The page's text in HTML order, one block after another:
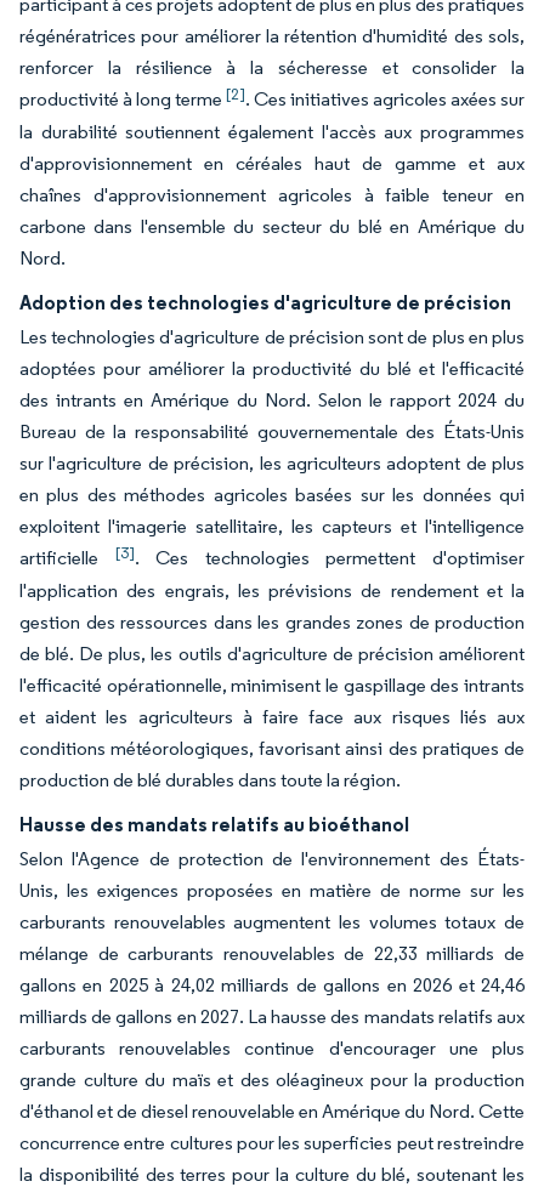
régénératrices pour améliorer la rétention d'humidité des sols,
renforcer la résilience à la sécheresse et consolider la
productivité à long terme [2]. Ces initiatives agricoles axées sur
la durabilité soutiennent également l'accès aux programmes
d'approvisionnement en céréales haut de gamme et aux
chaînes d'approvisionnement agricoles à faible teneur en
carbone dans l'ensemble du secteur du blé en Amérique du
Nord.
Adoption des technologies d'agriculture de précision
Les technologies d'agriculture de précision sont de plus en plus
adoptées pour améliorer la productivité du blé et l'efficacité
des intrants en Amérique du Nord. Selon le rapport 2024 du
Bureau de la responsabilité gouvernementale des États-Unis
sur l'agriculture de précision, les agriculteurs adoptent de plus
en plus des méthodes agricoles basées sur les données qui
exploitent l'imagerie satellitaire, les capteurs et l'intelligence
artificielle [3]. Ces technologies permettent d'optimiser
l'application des engrais, les prévisions de rendement et la
gestion des ressources dans les grandes zones de production
de blé. De plus, les outils d'agriculture de précision améliorent
l'efficacité opérationnelle, minimisent le gaspillage des intrants
et aident les agriculteurs à faire face aux risques liés aux
conditions météorologiques, favorisant ainsi des pratiques de
production de blé durables dans toute la région.
Hausse des mandats relatifs au bioéthanol
Selon l'Agence de protection de l'environnement des États-
Unis, les exigences proposées en matière de norme sur les
carburants renouvelables augmentent les volumes totaux de
mélange de carburants renouvelables de 22,33 milliards de
gallons en 2025 à 24,02 milliards de gallons en 2026 et 24,46
milliards de gallons en 2027. La hausse des mandats relatifs aux
carburants renouvelables continue d'encourager une plus
grande culture du maïs et des oléagineux pour la production
d'éthanol et de diesel renouvelable en Amérique du Nord. Cette
concurrence entre cultures pour les superficies peut restreindre
la disponibilité des terres pour la culture du blé, soutenant les